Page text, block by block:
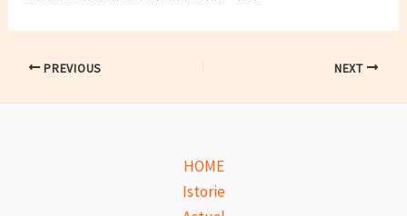
Post PREVIOUS NEXT
HOME
Istorie